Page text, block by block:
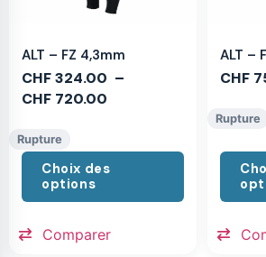
ALT – FZ 4,3mm
CHF324.00 –
CHF 720.00
Rupture
Choix des
options
Comparer
ALT –
CHF
Rupture